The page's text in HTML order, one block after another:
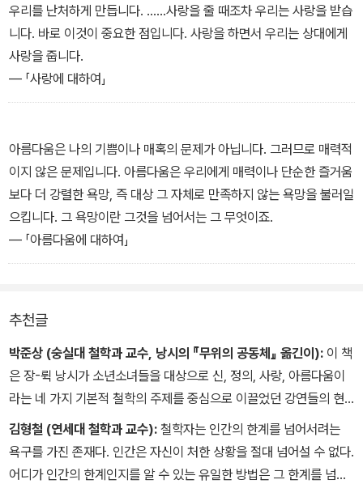
우리를 난처하게 만듭니다. ……사랑을 줄 때조차 우리는 사랑을 받습
니다. 바로 이것이 중요한 점입니다. 사랑을 하면서 우리는 상대에게
사랑을 줍니다.
― 「사랑에 대하여」
아름다움은 나의 기쁨이나 매혹의 문제가 아닙니다. 그러므로 매력적
이지 않은 문제입니다. 아름다움은 우리에게 매력이나 단순한 즐거움
보다 더 강렬한 욕망, 즉 대상 그 자체로 만족하지 않는 욕망을 불러일
으킵니다. 그 욕망이란 그것을 넘어서는 그 무엇이죠.
― 「아름다움에 대하여」
추천글
박준상 (숭실대 철학과 교수, 낭시의 『무위의 공동체』 옮긴이): 이 책
은 장-뤽 낭시가 소년소녀들을 대상으로 신, 정의, 사랑, 아름다움이
라는 네 가지 기본적 철학의 주제를 중심으로 이끌었던 강연들의 현
장으로 우리를 데려간다. 여기서 물론 우리는 동시대의 중요한 철학
자들 가운데 한 사람이 자신의 사상을 간결하고 명료하게 펼쳐놓는
장면을 목도할 수 있을 것이다. 그러나 이 책이 갖는 보다 주목해봐야
김형철 (연세대 철학과 교수): 철학자는 인간의 한계를 넘어서려는
욕구를 가진 존재다. 인간은 자신이 처한 상황을 절대 넘어설 수 없다.
어디가 인간의 한계인지를 알 수 있는 유일한 방법은 그 한계를 넘어